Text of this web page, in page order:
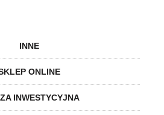
INNE
ONLINE
INWESTYCYJNA